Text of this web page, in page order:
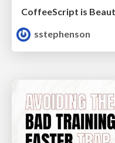
sstephenson